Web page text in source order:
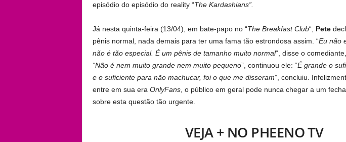
episódio do episódio do reality “The Kardashians”.
Já nesta quinta-feira (13/04), em bate-papo no “The Breakfast Club“, Pete
pênis normal, nada demais para ter uma fama tão estrondosa assim. “Eu não
não é tão especial. É um pênis de tamanho muito normal“, disse o
“Não é nem muito grande nem muito pequeno”, continuou ele: “É grande o
e o suficiente para não machucar, foi o que me disseram”, concluiu.
entre em sua era OnlyFans, o público em geral pode nunca chegar a um
sobre esta questão tão urgente.
VEJA + NO PHEENO TV